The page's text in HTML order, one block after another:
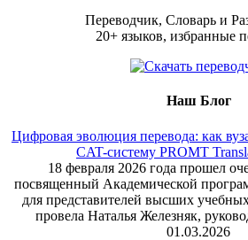
Переводчик, Словарь и
20+ языков, избранные
Наш Блог
Цифровая эволюция перевода: как
CAT-систему PROMT
18 февраля 2026 года прошел
посвященный Академической
для представителей высших
провела Наталья Железняк,
01.03.2026